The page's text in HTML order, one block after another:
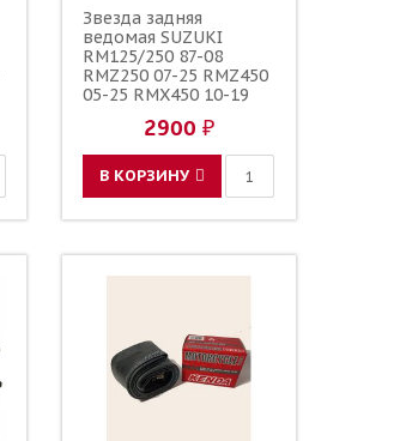
Звезда задняя
ведомая SUZUKI
RM125/250 87-08
RMZ250 07-25 RMZ450
05-25 RMX450 10-19
JTR808 123U-520-48
2900 ₽
В КОРЗИНУ